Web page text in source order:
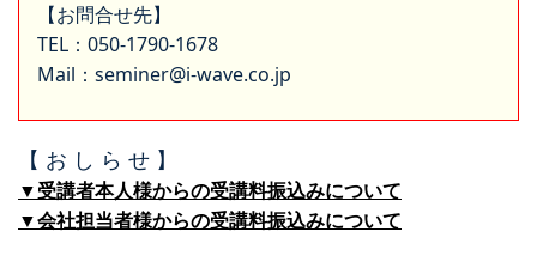
【お問合せ先】
TEL：050-1790-1678
Mail：seminer@i-wave.co.jp
【 お し ら せ 】
▼受講者本人様からの受講料振込みについて
▼会社担当者様からの受講料振込みについて